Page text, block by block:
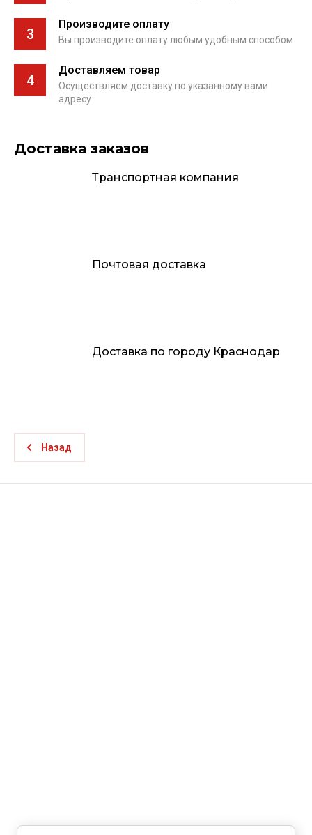
3
Производите оплату
Вы производите оплату любым удобным способом
4
Доставляем товар
Осуществляем доставку по указанному вами
адресу
Доставка заказов
Транспортная компания
Почтовая доставка
Доставка по городу Краснодар
Назад